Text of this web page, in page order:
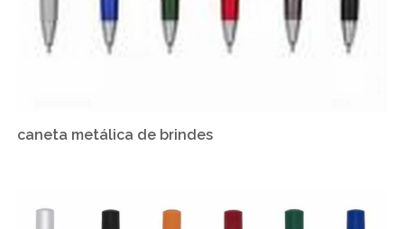
caneta metálica de brindes